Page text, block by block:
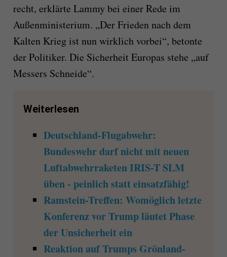
recht, erklärte Lammy bei einer Rede im
Außenministerium. „Der Frieden nach dem
Kalten Krieg ist nun wirklich vorbei“, betonte
der Politiker. Die Sicherheit Europas stehe „auf
Messers Schneide“.
Weiterlesen
Deutschland-Flugabwehr:
Bundeswehr darf nicht mit neuen
Luftabwehrraketen IRIS-T SLM
üben - peinlich statt einsatzfähig!
Ramstein-Treffen: Womöglich letzte
Konferenz vor Trump läutet Phase
der Unsicherheit ein
Reaktion auf Trumps Grönland-